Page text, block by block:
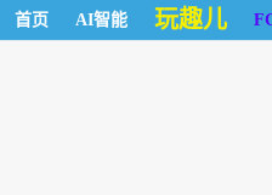
首页 AI智能 玩趣儿